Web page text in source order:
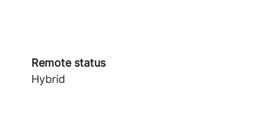
Remote status
Hybrid